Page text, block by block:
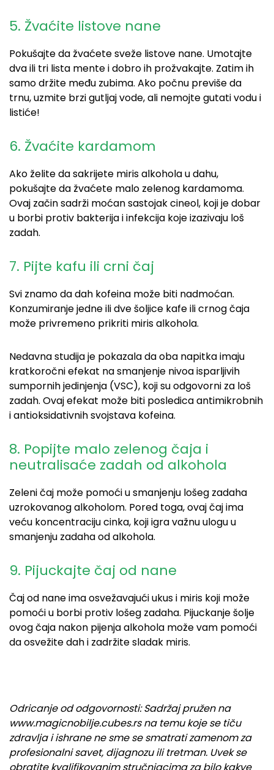
5. Žvaćite listove nane
Pokušajte da žvaćete sveže listove nane. Umotajte
dva ili tri lista mente i dobro ih prožvakajte. Zatim ih
samo držite među zubima. Ako počnu previše da
trnu, uzmite brzi gutljaj vode, ali nemojte gutativodu i
listiće!
6. Žvaćite kardamom
Ako želite da sakrijete miris alkohola u dahu,
pokušajte da žvaćete malo zelenog kardamoma.
Ovaj začin sadrži moćan sastojak cineol, koji je dobar
u borbi protiv bakterija i infekcija koje izazivaju loš
zadah.
7. Pijte kafu ili crni čaj
Svi znamo da dah kofeina može biti nadmoćan.
Konzumiranje jedne ili dve šoljice kafe ili crnog čaja
može privremeno prikriti miris alkohola.
Nedavna studija je pokazala da oba napitka imaju
kratkoročni efekat na smanjenje nivoa isparljivih
sumpornih jedinjenja (VSC), koji su odgovorni za loš
zadah. Ovaj efekat može biti posledica antimikrobnih
i antioksidativnih svojstava kofeina.
8. Popijte malo zelenog čaja i
neutralisaće zadah od alkohola
Zeleni čaj može pomoći u smanjenju lošeg zadaha
uzrokovanog alkoholom. Pored toga,ovajčaj ima
veću koncentraciju cinka, koji igra važnu ulogu u
smanjenju zadaha od alkohola.
9. Pijuckajte čaj od nane
Čaj od nane ima osvežavajući ukus i miris koji može
pomoći u borbi protiv lošeg zadaha. Pijuckanje šolje
ovogčaja nakon pijenjaalkohola može vam pomoći
da osvežite dah i zadržite sladak miris.
Odricanje od odgovornosti: Sadržaj pružen na
www.magicnobilje.cubes.rs na temu koje se tiču
zdravlja i ishrane ne sme se smatrati zamenom za
profesionalni savet, dijagnozu ili tretman. Uvek se
obratite kvalifikovanim stručnjacima za bilo kakve